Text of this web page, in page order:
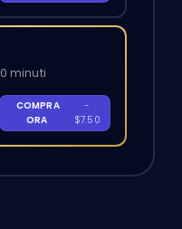
minuti
COMPRA
ORA
-
$7.50